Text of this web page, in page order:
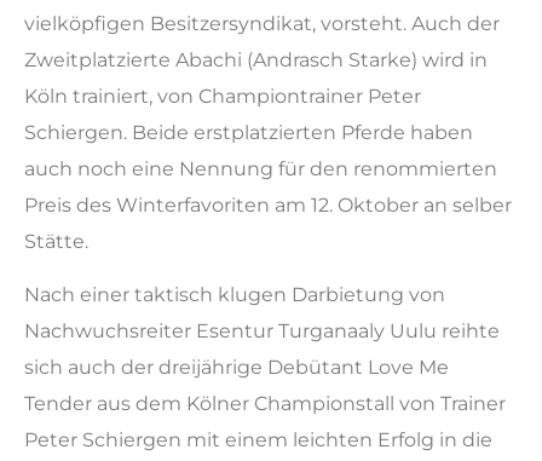
vielköpfigen Besitzersyndikat, vorsteht. Auch der
Zweitplatzierte Abachi (Andrasch Starke) wird in
Köln trainiert, von Championtrainer Peter
Schiergen. Beide erstplatzierten Pferde haben
auch noch eine Nennung für den renommierten
Preis des Winterfavoriten am 12. Oktober an selber
Stätte.
Nach einer taktisch klugen Darbietung von
Nachwuchsreiter Esentur Turganaaly Uulu reihte
sich auch der dreijährige Debütant Love Me
Tender aus dem Kölner Championstall von Trainer
Peter Schiergen mit einem leichten Erfolg in die